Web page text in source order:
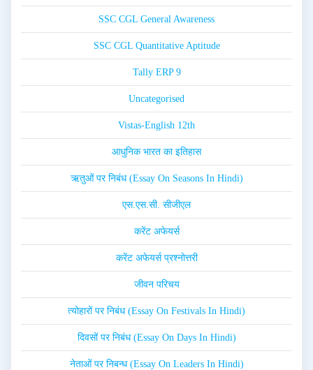
SSC CGL General Awareness
SSC CGL Quantitative Aptitude
Tally ERP 9
Uncategorised
Vistas-English 12th
आधुनिक भारत का इतिहास
ऋतुओं पर निबंध (Essay On Seasons In Hindi)
एस.एस.सी. सीजीएल
करेंट अफेयर्स
करेंट अफेयर्स प्रश्नोत्तरी
जीवन परिचय
त्योहारों पर निबंध (Essay On Festivals In Hindi)
दिवसों पर निबंध (Essay On Days In Hindi)
नेताओं पर निबन्ध (Essay On Leaders In Hindi)